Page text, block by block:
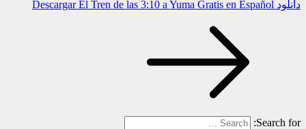
دانلود Descargar El Tren de las 3:10 a Yuma Gratis en Español
Search for: